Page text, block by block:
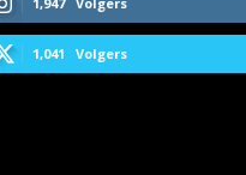
1,041 Volgers